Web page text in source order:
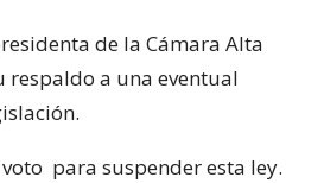
de la Cámara Alta
respaldo a una eventual
para suspender esta ley.